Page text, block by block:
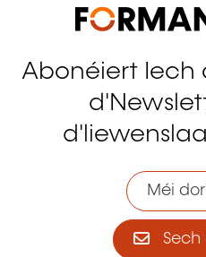
Abonéiert Iech
Méi
Sech